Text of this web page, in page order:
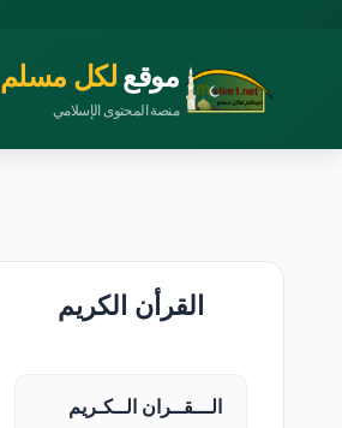
موقع لكل مسلم
منصة المحتوى الإسلامي
القرأن الكريم
الـــقــران الــكـريم